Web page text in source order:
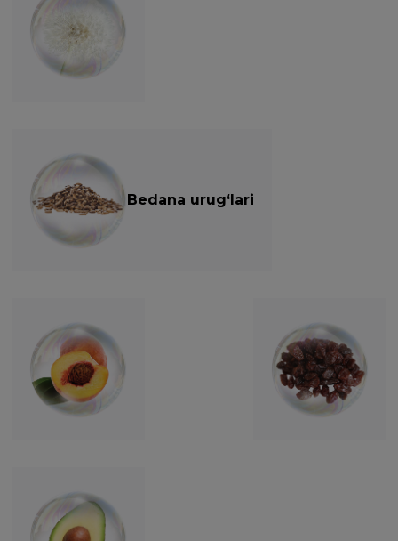
Bedana urug‘lari